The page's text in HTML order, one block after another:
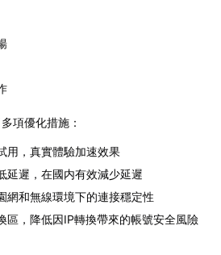
項優化措施：
用，真實體驗加速效果
延遲，在國内有效減少延遲
網和無線環境下的連接穩定性
區，降低因IP轉換帶來的帳號安全風險